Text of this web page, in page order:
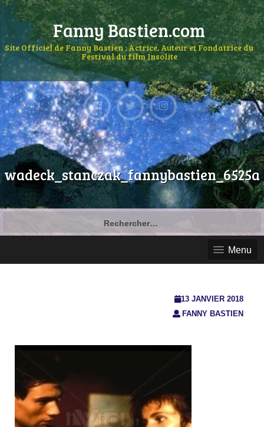
Fanny Bastien.com
Site Officiel de Fanny Bastien : Actrice, Auteur et Fondatrice du
Festival du film Insolite
wadeck_stanczak_fannybastien_6525a
Menu
13 JANVIER 2018
FANNY BASTIEN